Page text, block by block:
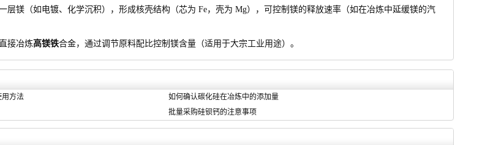
镁（如电镀、化学沉积），形成核壳结构（芯为 Fe，壳为 Mg），可控制镁的释放速率（如在冶炼中延缓镁的汽
接冶炼高镁铁合金，通过调节原料配比控制镁含量（适用于大宗工业用途）。
用方法
如何确认碳化硅在冶炼中的添加量
批量采购硅钡钙的注意事项